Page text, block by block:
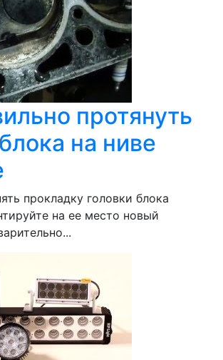
протянуть
на ниве
прокладку головки блока
на ее место новый